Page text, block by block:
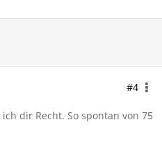
Rein fosil auf der
EX je nach Fahrweise im
auch mal darunter. Wenn
schwer ziehen muss (z. B.
#4
dir Recht. So spontan von 75